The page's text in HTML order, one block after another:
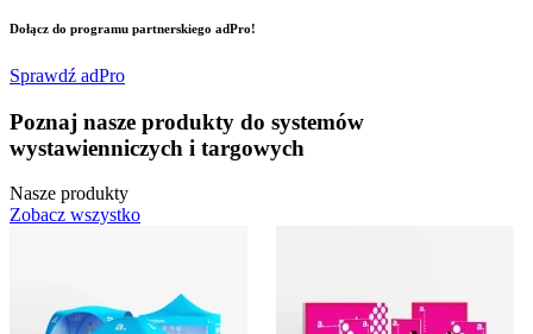
Dołącz do programu partnerskiego adPro!
Sprawdź adPro
Poznaj nasze produkty do systemów
wystawienniczych i targowych
Nasze produkty
Zobacz wszystko